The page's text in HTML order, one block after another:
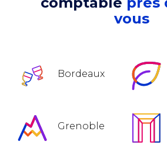
vous
Bordeaux
Grenoble